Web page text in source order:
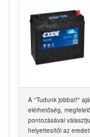
A "Tudunk jobbat!"
elérhetőség,
pontozásával
helyettesítői az